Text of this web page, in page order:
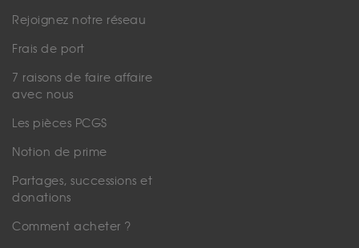
Rejoignez notre réseau
Frais de port
7 raisons de faire affaire
avec nous
Les pièces PCGS
Notion de prime
Partages, successions et
donations
Comment acheter ?